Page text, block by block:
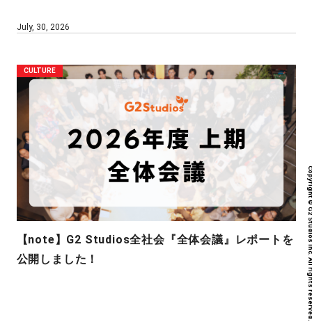
Copyright © G2
July, 30, 2026
CULTURE
【note】G2 Studios全社会『全体会議』レポートを
公開しました！